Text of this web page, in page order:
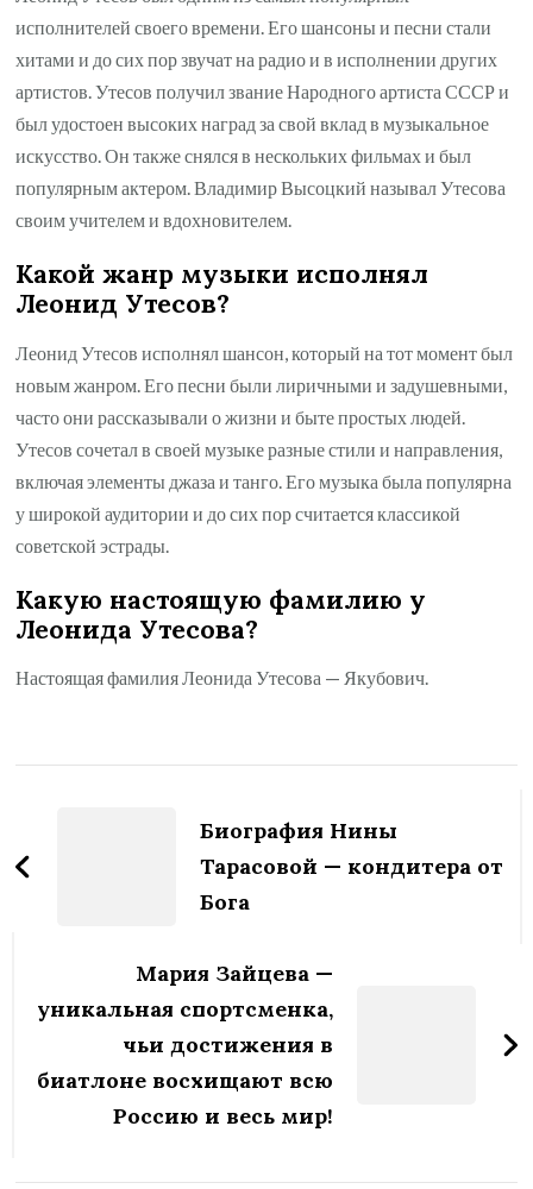
исполнителей своего времени. Его шансоны и песни стали
хитами и до сих пор звучат на радио и в исполнении других
артистов. Утесов получил звание Народного артиста СССР и
был удостоен высоких наград за свой вклад в музыкальное
искусство. Он также снялся в нескольких фильмах и был
популярным актером. Владимир Высоцкий называл Утесова
своим учителем и вдохновителем.
Какой жанр музыки исполнял
Леонид Утесов?
Леонид Утесов исполнял шансон, который на тот момент был
новым жанром. Его песни были лиричными и задушевными,
часто они рассказывали о жизни и быте простых людей.
Утесов сочетал в своей музыке разные стили и направления,
включая элементы джаза и танго. Его музыка была популярна
у широкой аудитории и до сих пор считается классикой
советской эстрады.
Какую настоящую фамилию у
Леонида Утесова?
Настоящая фамилия Леонида Утесова — Якубович.
записям
Биография Нины
Тарасовой — кондитера от
Бога
Мария Зайцева —
уникальная спортсменка,
чьи достижения в
биатлоне восхищают всю
Россию и весь мир!